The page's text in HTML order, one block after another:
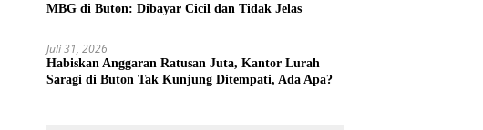
MBG di Buton: Dibayar Cicil dan Tidak Jelas
Juli 31, 2026
Habiskan Anggaran Ratusan Juta, Kantor Lurah
Saragi di Buton Tak Kunjung Ditempati, Ada Apa?